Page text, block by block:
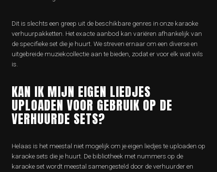
Dit is slechts een greep uit de beschikbare genres in onze karaoke
verhuurpakketten. Het exacte aanbod kan variëren afhankelijk van
de specifieke set die je huurt. We streven ernaar om een diverse en
uitgebreide muziekcollectie aan te bieden, zodat er voor elk wat wils
is.
KAN IK MIJN EIGEN LIEDJES
UPLOADEN VOOR GEBRUIK OP DE
VERHUURDE SETS?
Helaas is het meestal niet mogelijk om je eigen liedjes te uploaden op
karaoke sets die je huurt. De bibliotheek met nummers op de
karaoke set wordt meestal samengesteld door de verhuurder en